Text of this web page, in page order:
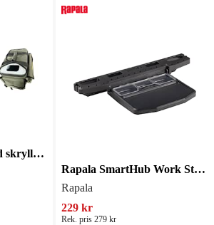
Wiggler Kombinerad skrylla med ryggsäck
Rapala SmartHub Work Station
Rapala
229 kr
Rek. pris 279 kr